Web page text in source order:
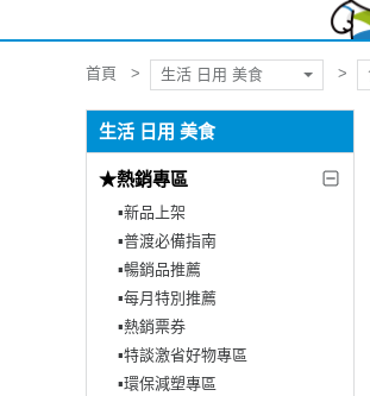
首頁 生活 日用 美食
生活 日用 美食
★熱銷專區
▪︎新品上架
▪︎普渡必備指南
▪︎暢銷品推薦
▪︎每月特別推薦
▪︎熱銷票券
▪︎特談激省好物專區
▪︎環保減塑專區